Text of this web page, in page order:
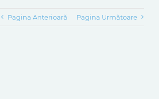
Pagina Anterioară Pagina Următoare